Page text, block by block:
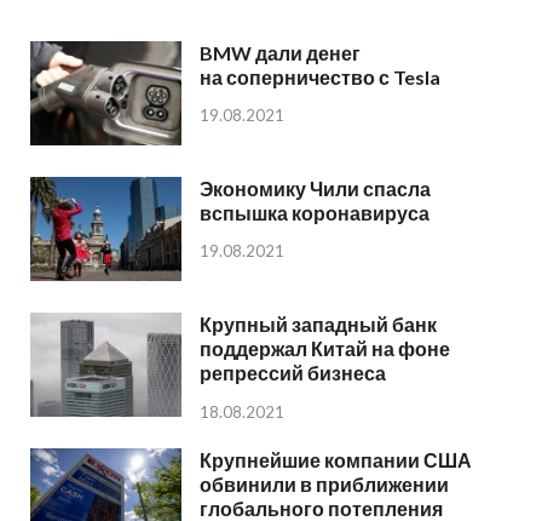
BMW дали денег
на соперничество с Tesla
19.08.2021
Экономику Чили спасла
вспышка коронавируса
19.08.2021
Крупный западный банк
поддержал Китай на фоне
репрессий бизнеса
18.08.2021
Крупнейшие компании США
обвинили в приближении
глобального потепления